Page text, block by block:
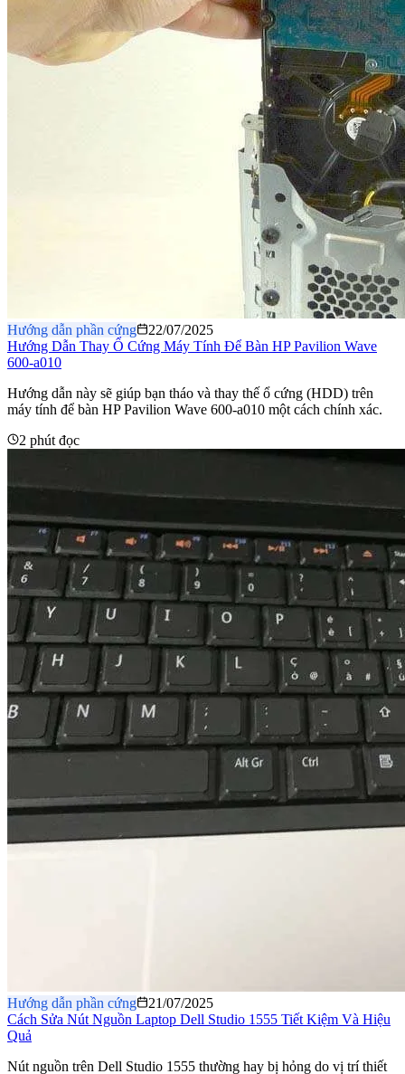
Hướng dẫn phần cứng
22/07/2025
Hướng Dẫn Thay Ổ Cứng Máy Tính Để Bàn HP Pavilion Wave
600-a010
Hướng dẫn này sẽ giúp bạn tháo và thay thế ổ cứng (HDD) trên
máy tính để bàn HP Pavilion Wave 600-a010 một cách chính xác.
2 phút đọc
Hướng dẫn phần cứng
21/07/2025
Cách Sửa Nút Nguồn Laptop Dell Studio 1555 Tiết Kiệm Và Hiệu
Quả
Nút nguồn trên Dell Studio 1555 thường hay bị hỏng do vị trí thiết